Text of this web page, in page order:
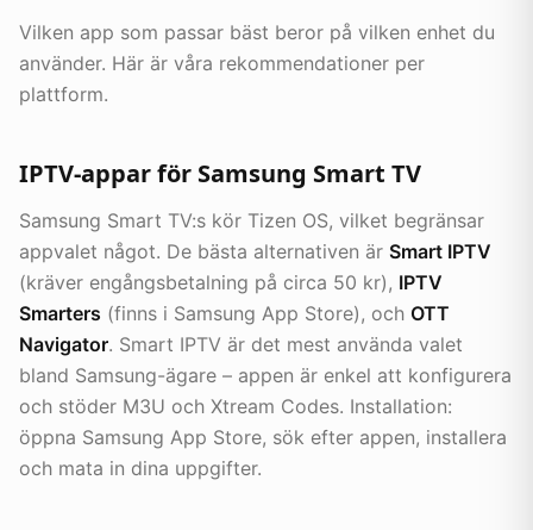
Vilken app som passar bäst beror på vilken enhet du
använder. Här är våra rekommendationer per
plattform.
IPTV-appar för Samsung Smart TV
Samsung Smart TV:s kör Tizen OS, vilket begränsar
appvalet något. De bästa alternativen är Smart IPTV
(kräver engångsbetalning på circa 50 kr), IPTV
Smarters (finns i Samsung App Store), och OTT
Navigator. Smart IPTV är det mest använda valet
bland Samsung-ägare – appen är enkel att konfigurera
och stöder M3U och Xtream Codes. Installation:
öppna Samsung App Store, sök efter appen, installera
och mata in dina uppgifter.